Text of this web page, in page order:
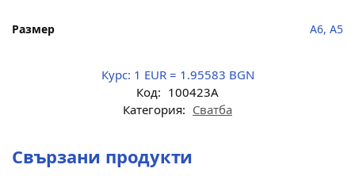
Размер A6, A5
Курс: 1 EUR = 1.95583 BGN
Код: 100423A
Категория: Сватба
Свързани продукти